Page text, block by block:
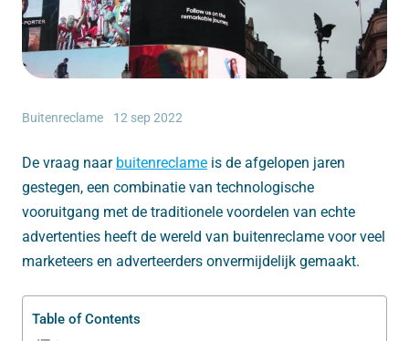
Buitenreclame 12 sep 2022
De vraag naar buitenreclame is de afgelopen jaren
gestegen, een combinatie van technologische
vooruitgang met de traditionele voordelen van echte
advertenties heeft de wereld van buitenreclame voor veel
marketeers en adverteerders onvermijdelijk gemaakt.
Table of Contents